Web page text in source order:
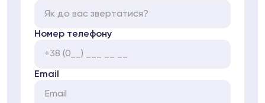
Номер телефону
Email